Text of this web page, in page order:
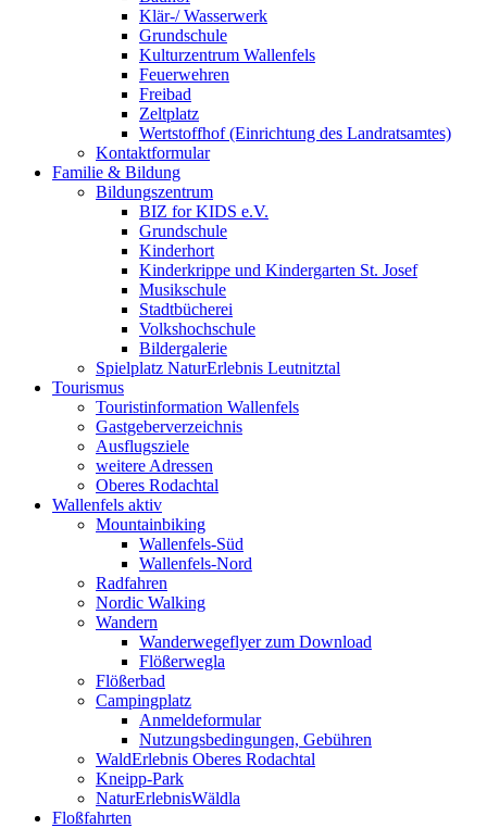
Klär-/ Wasserwerk
Grundschule
Kulturzentrum Wallenfels
Feuerwehren
Freibad
Zeltplatz
Wertstoffhof (Einrichtung des Landratsamtes)
Kontaktformular
Familie & Bildung
Bildungszentrum
BIZ for KIDS e.V.
Grundschule
Kinderhort
Kinderkrippe und Kindergarten St. Josef
Musikschule
Stadtbücherei
Volkshochschule
Bildergalerie
Spielplatz NaturErlebnis Leutnitztal
Tourismus
Touristinformation Wallenfels
Gastgeberverzeichnis
Ausflugsziele
weitere Adressen
Oberes Rodachtal
Wallenfels aktiv
Mountainbiking
Wallenfels-Süd
Wallenfels-Nord
Radfahren
Nordic Walking
Wandern
Wanderwegeflyer zum Download
Flößerwegla
Flößerbad
Campingplatz
Anmeldeformular
Nutzungsbedingungen, Gebühren
WaldErlebnis Oberes Rodachtal
Kneipp-Park
NaturErlebnisWäldla
Floßfahrten